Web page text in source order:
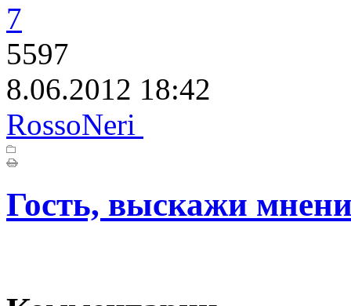
7
5597
8.06.2012 18:42
RossoNeri
Гость, выскажи